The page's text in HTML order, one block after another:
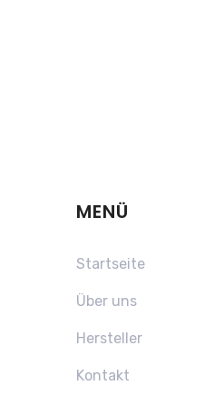
MENÜ
Startseite
Über uns
Hersteller
Kontakt